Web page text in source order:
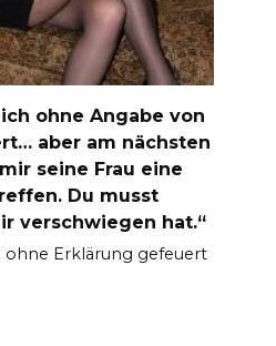
ohne Angabe von
aber am nächsten
seine Frau eine
Du musst
verschwiegen hat.“
ohne Erklärung gefeuert